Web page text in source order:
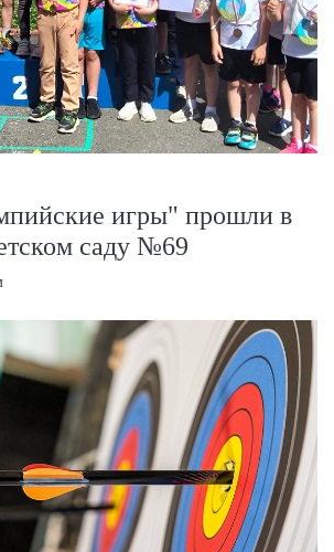
игры" прошли в
саду №69